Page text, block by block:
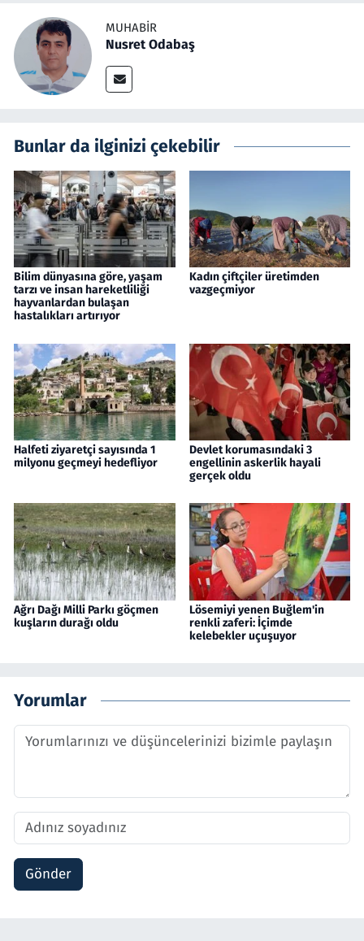
MUHABIR
Nusret Odabaş
Bunlar da ilginizi çekebilir
Bilim dünyasına göre, yaşam
tarzı ve insan hareketliliği
hayvanlardan bulaşan
hastalıkları artırıyor
Kadın çiftçiler üretimden
vazgeçmiyor
Halfeti ziyaretçi sayısında 1
milyonu geçmeyi hedefliyor
Devlet korumasındaki 3
engellinin askerlik hayali
gerçek oldu
Ağrı Dağı Milli Parkı göçmen
kuşların durağı oldu
Lösemiyi yenen Buğlem'in
renkli zaferi: İçimde
kelebekler uçuşuyor
Yorumlar
Gönder